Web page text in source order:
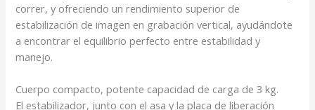
correr, y ofreciendo un rendimiento superior de
estabilización de imagen en grabación vertical, ayudándote
a encontrar el equilibrio perfecto entre estabilidad y
manejo.
Cuerpo compacto, potente capacidad de carga de 3 kg.
El estabilizador, junto con el asa y la placa de liberación